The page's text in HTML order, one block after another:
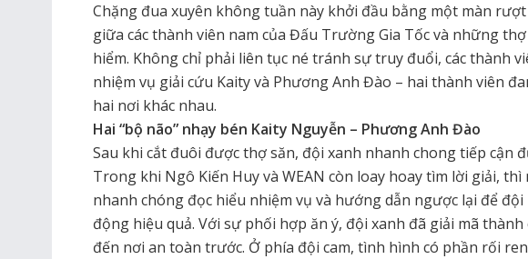
Chặng đua xuyên không tuần này khởi đầu bằng một màn
giữa các thành viên nam của Đấu Trường Gia Tốc và những
hiểm. Không chỉ phải liên tục né tránh sự truy đuổi, các thành
nhiệm vụ giải cứu Kaity và Phương Anh Đào – hai thành viên
hai nơi khác nhau.
Hai “bộ não” nhạy bén Kaity Nguyễn – Phương Anh Đào
Sau khi cắt đuôi được thợ săn, đội xanh nhanh chong tiếp cận
Trong khi Ngô Kiến Huy và WEAN còn loay hoay tìm lời giải, thì
nhanh chóng đọc hiểu nhiệm vụ và hướng dẫn ngược lại để
động hiệu quả. Với sự phối hợp ăn ý, đội xanh đã giải mã
đến nơi an toàn trước. Ở phía đội cam, tình hình có phần rối